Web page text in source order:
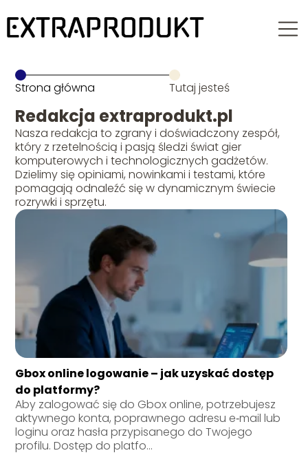
Strona główna Tutaj jesteś
Redakcja extraprodukt.pl
Nasza redakcja to zgrany i doświadczony zespół,
który z rzetelnością i pasją śledzi świat gier
komputerowych i technologicznych gadżetów.
Dzielimy się opiniami, nowinkami i testami, które
pomagają odnaleźć się w dynamicznym świecie
rozrywki i sprzętu.
Gbox online logowanie – jak uzyskać dostęp
do platformy?
Aby zalogować się do Gbox online, potrzebujesz
aktywnego konta, poprawnego adresu e‑mail lub
loginu oraz hasła przypisanego do Twojego
profilu. Dostęp do platfo...